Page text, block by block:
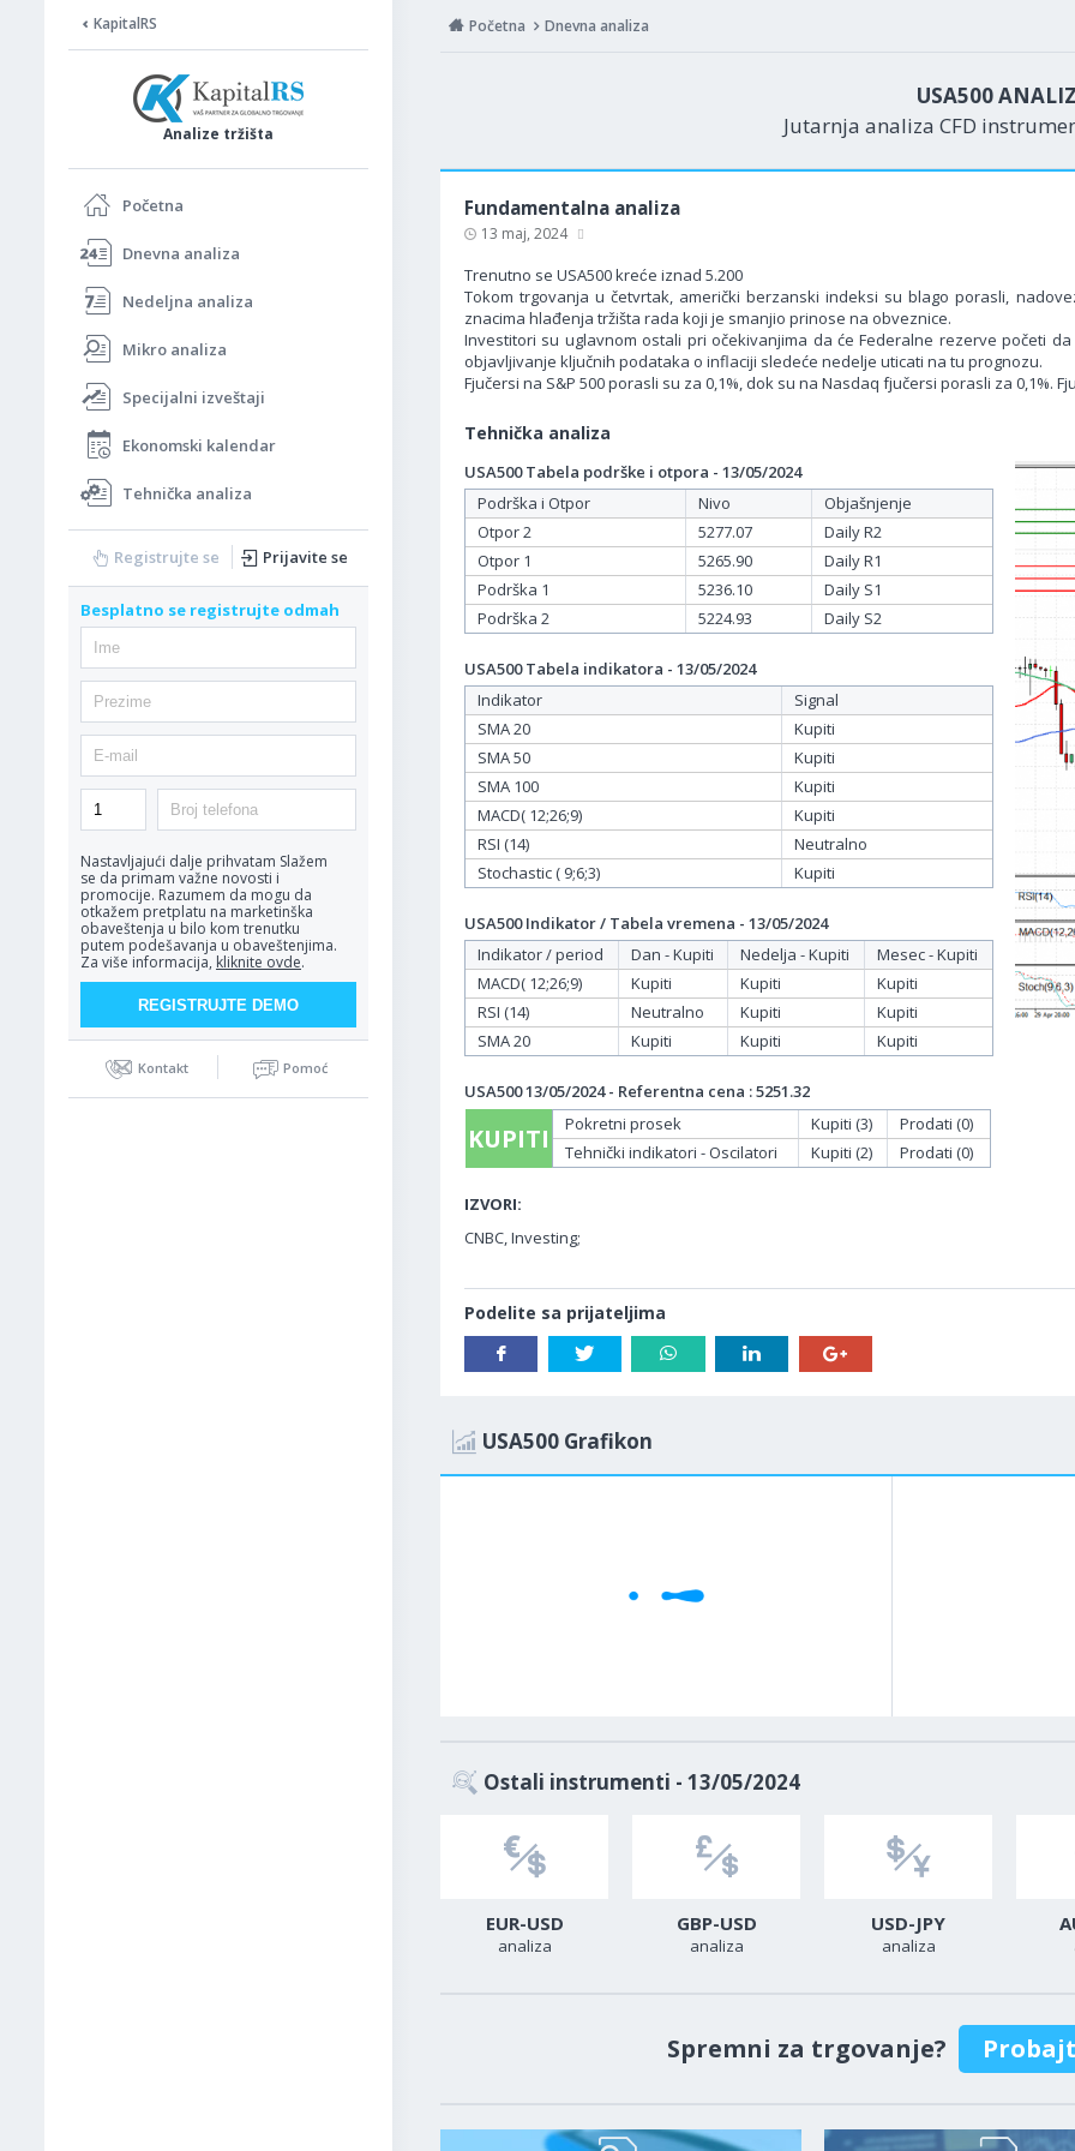
KapitalRS
Analize tržišta
Početna
Dnevna analiza
Nedeljna analiza
Mikro analiza
Specijalni izveštaji
Ekonomski kalendar
Tehnička analiza
Registrujte se Prijavite se
Besplatno se registrujte odmah
Nastavljajući dalje prihvatam Slažem
se da primam važne novosti i
promocije. Razumem da mogu da
otkažem pretplatu na marketinška
obaveštenja u bilo kom trenutku
putem podešavanja u obaveštenjima.
Za više informacija, kliknite ovde.
Kontakt Pomoć
Početna Dnevna analiza
USA500
Jutarnja analiza CFD
Fundamentalna analiza
13 maj, 2024
Trenutno se USA500 kreće iznad 5.200
Tokom trgovanja u četvrtak, američki berzanski indeksi su blago porasli,
znacima hlađenja tržišta rada koji je smanjio prinose na obveznice.
Investitori su uglavnom ostali pri očekivanjima da će Federalne rezerve početi
objavljivanje ključnih podataka o inflaciji sledeće nedelje uticati na tu prognozu.
Fjučersi na S&P 500 porasli su za 0,1%, dok su na Nasdaq fjučersi porasli za 0,1%.
Tehnička analiza
USA500 Tabela podrške i otpora - 13/05/2024
Podrška i Otpor
Nivo
Objašnjenje
Otpor 2
5277.07
Daily R2
Otpor 1
5265.90
Daily R1
Podrška 1
5236.10
Daily S1
Podrška 2
5224.93 Daily S2
USA500 Tabela indikatora - 13/05/2024
Indikator
Signal
SMA 20
Kupiti
SMA 50
Kupiti
SMA 100
Kupiti
MACD( 12;26;9)
Kupiti
RSI (14)
Neutralno
Stochastic ( 9;6;3)
Kupiti
USA500 Indikator / Tabela vremena - 13/05/2024
Indikator / period
Dan - Kupiti Nedelja - Kupiti
Mesec - Kupiti
MACD( 12;26;9)
Kupiti Kupiti
Kupiti
RSI (14)
Neutralno Kupiti
Kupiti
SMA 20
Kupiti Kupiti Kupiti
USA500 13/05/2024 - Referentna cena : 5251.32
KUPITI Pokretni prosek Kupiti (3)
Prodati (0)
Tehnički indikatori - Oscilatori
Kupiti (2) Prodati (0)
IZVORI:
CNBC, Investing;
Podelite sa prijateljima
USA500 Grafikon
Ostali instrumenti - 13/05/2024
EUR-USD
analiza
GBP-USD
analiza
USD-JPY
analiza
Spremni za trgovanje?